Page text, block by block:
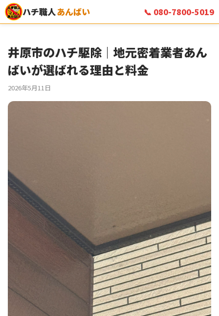
ハチ職人あんばい 📞 080-7800-5019
井原市のハチ駆除｜地元密着業者あん
ばいが選ばれる理由と料金
2026年5月11日